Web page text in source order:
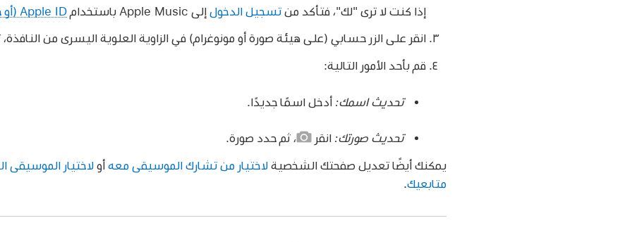
إذا كنت لا ترى "لك"، فتأكد من تسجيل الدخول إلى Apple Music باستخدام Apple ID (أو حساب Apple)
انقر على الزر حسابي (على هيئة صورة أو مونوغرام) في الزاوية العلوية اليسرى من
قم بأحد الأمور التالية:
تحديث اسمك: أدخل اسمًا جديدًا.
تحديث صورتك: انقر ، ثم حدد صورة.
يمكنك أيضًا تعديل صفحتك الشخصيةلاختيار من تشارك الموسيقى معه أولاختيار الموسيقى
متابعيك